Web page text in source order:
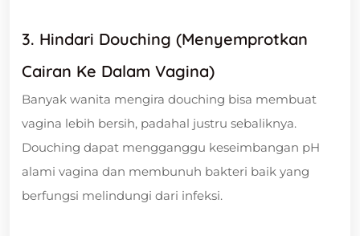
3. Hindari Douching (Menyemprotkan
Cairan Ke Dalam Vagina)
Banyak wanita mengira douching bisa membuat
vagina lebih bersih, padahal justru sebaliknya.
Douching dapat mengganggu keseimbangan pH
alami vagina dan membunuh bakteri baik yang
berfungsi melindungi dari infeksi.